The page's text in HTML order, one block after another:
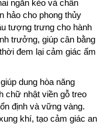
ngăn kéo và chân
hảo cho phong thủy
tượng trưng cho hành
trưởng, giúp cân bằng
đem lại cảm giác ấm
dung hòa năng
chữ nhật viền gỗ treo
định và vững vàng.
khí, tạo cảm giác an